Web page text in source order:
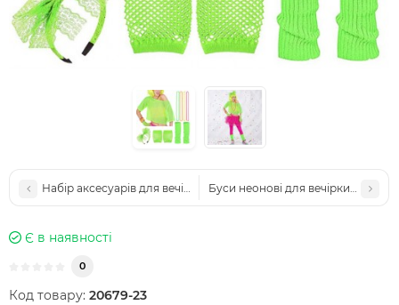
Набір аксесуарів для вечірки 80-х салатовий — 8 предметів:
Буси неонові для вечірки 80-х —
Є в наявності
0
Код товару: 20679-23